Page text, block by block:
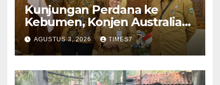
Kunjungan Perdana ke
Kebumen, Konjen Australia
Jajaki Kerja Sama Pariwisata
hingga Pendidikan
AGUSTUS 3, 2026 TIMES7